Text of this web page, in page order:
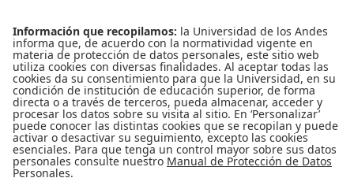
Tel.: (601) 332 45 05 | (601) 339 49 49 Ext.: 2500
Fax (601) 332 45 08
Redes Sociales